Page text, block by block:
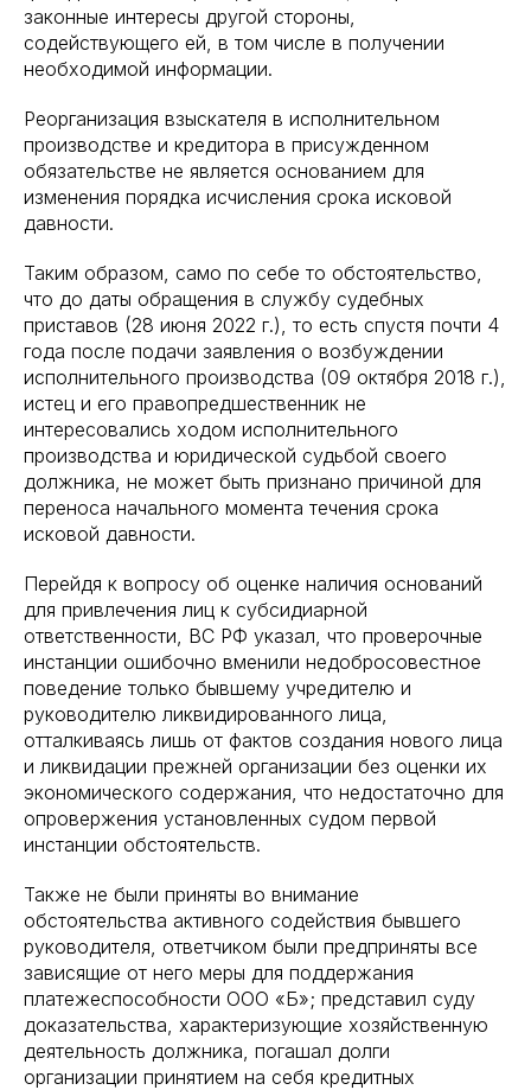
законные интересы другой стороны,
содействующего ей, в том числе в получении
необходимой информации.
Реорганизация взыскателя в исполнительном
производстве и кредитора в присужденном
обязательстве не является основанием для
изменения порядка исчисления срока исковой
давности.
Таким образом, само по себе то обстоятельство,
что до даты обращения в службу судебных
приставов (28 июня 2022 г.), то есть спустя почти 4
года после подачи заявления о возбуждении
исполнительного производства (09 октября 2018 г.),
истец и его правопредшественник не
интересовались ходом исполнительного
производства и юридической судьбой своего
должника, не может быть признано причиной для
переноса начального момента течения срока
исковой давности.
Перейдя к вопросу об оценке наличия оснований
для привлечения лиц к субсидиарной
ответственности, ВС РФ указал, что проверочные
инстанции ошибочно вменили недобросовестное
поведение только бывшему учредителю и
руководителю ликвидированного лица,
отталкиваясь лишь от фактов создания нового лица
и ликвидации прежней организации без оценки их
экономического содержания, что недостаточно для
опровержения установленных судом первой
инстанции обстоятельств.
Также не были приняты во внимание
обстоятельства активного содействия бывшего
руководителя, ответчиком были предприняты все
зависящие от него меры для поддержания
платежеспособности ООО «Б»; представил суду
доказательства, характеризующие хозяйственную
деятельность должника, погашал долги
организации принятием на себя кредитных